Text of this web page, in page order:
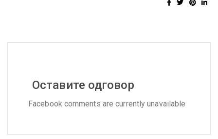
Оставите одговор
Facebook comments are currently unavailable